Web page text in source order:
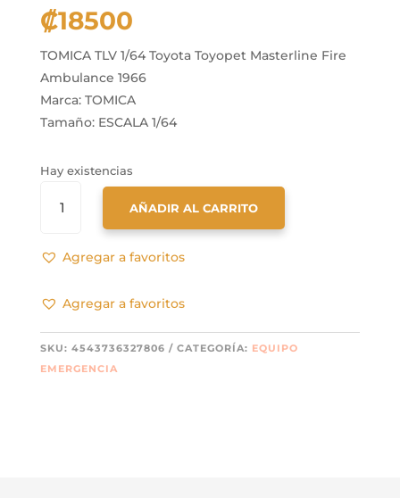
₡18500
TOMICA TLV 1/64 Toyota Toyopet Masterline Fire
Ambulance 1966
Marca: TOMICA
Tamaño: ESCALA 1/64
Hay existencias
TOYOTA
FIRE
AMBULANCE
1966
CANTIDAD
AÑADIR AL CARRITO
Agregar a favoritos
Agregar a favoritos
SKU: 4543736327806 CATEGORÍA: EQUIPO
EMERGENCIA